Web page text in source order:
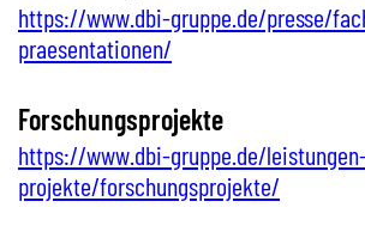
https://www.dbi-gruppe.de/presse/
praesentationen/
Forschungsprojekte
https://www.dbi-gruppe.de/
projekte/forschungsprojekte/